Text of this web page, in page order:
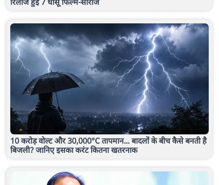
10 करोड़ वोल्ट और 30,000°C तापमान... बादलों के बीच कैसे बनती है
बिजली? जानिए इसका करंट कितना खतरनाक